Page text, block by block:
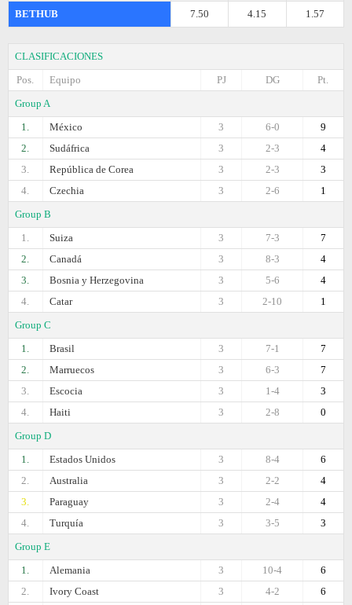
BETHUB 1.57
4.15
7.50
CLASIFICACIONES
Pos.
Equipo Pt.
DG
PJ
Group A
1.
México 9
6-0
3
2.
Sudáfrica 4
2-3
3
3.
República de Corea 3
2-3
3
4.
Czechia 1
2-6
3
Group B
1.
Suiza 7
7-3
3
2.
Canadá 4
8-3
3
3.
Bosnia y Herzegovina 4
5-6
3
4.
Catar 1
2-10
3
Group C
1.
Brasil 7
7-1
3
2.
Marruecos 7
6-3
3
3.
Escocia 3
1-4
3
4.
Haiti 0
2-8
3
Group D
1.
Estados Unidos 6
8-4
3
2.
Australia 4
2-2
3
3.
Paraguay 4
2-4
3
4.
Turquía 3
3-5
3
Group E
1.
Alemania 6
10-4
3
2.
Ivory Coast 6
4-2
3